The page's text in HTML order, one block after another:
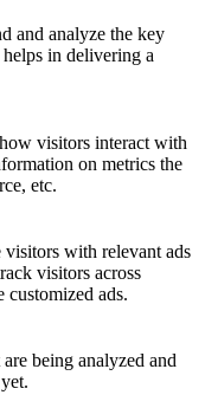
and analyze the key
in delivering a
visitors interact with
on metrics the
etc.
visitors with relevant ads
visitors across
ads.
being analyzed and